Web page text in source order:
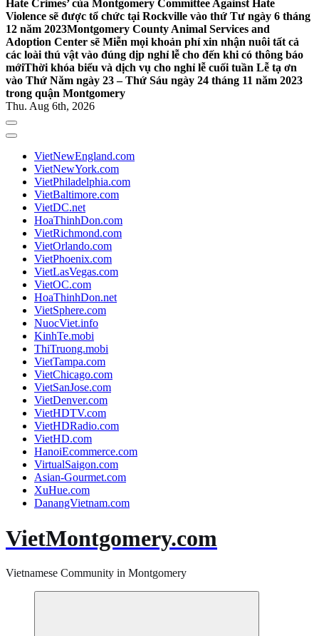
Hate Crimes’ của Montgomery Committee Against Hate
Violence sẽ được tổ chức tại Rockville vào thứ Tư ngày 6 tháng
12 năm 2023Montgomery County Animal Services and
Adoption Center sẽ Miễn mọi khoản phí xin nhận nuôi tất cả
các loài thú vật vào đúng dịp nghỉ lễ cho đến khi có thông báo
mớiThời khóa biểu và dịch vụ cho nghỉ lễ cuối tuần Lễ tạ ơn
vào Thứ Năm ngày 23 – Thứ Sáu ngày 24 tháng 11 năm 2023
trong quận Montgomery
Thu. Aug 6th, 2026
VietNewEngland.com
VietNewYork.com
VietPhiladelphia.com
VietBaltimore.com
VietDC.net
HoaThinhDon.com
VietRichmond.com
VietOrlando.com
VietPhoenix.com
VietLasVegas.com
VietOC.com
HoaThinhDon.net
VietSphere.com
NuocViet.info
KinhTe.mobi
ThiTruong.mobi
VietTampa.com
VietChicago.com
VietSanJose.com
VietDenver.com
VietHDTV.com
VietHDRadio.com
VietHD.com
HanoiEcommerce.com
VirtualSaigon.com
Asian-Gourmet.com
XuHue.com
DanangVietnam.com
VietMontgomery.com
Vietnamese Community in Montgomery